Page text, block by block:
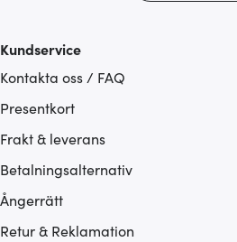
Kundservice
Kontakta oss / FAQ
Presentkort
Frakt & leverans
Betalningsalternativ
Ångerrätt
Retur & Reklamation